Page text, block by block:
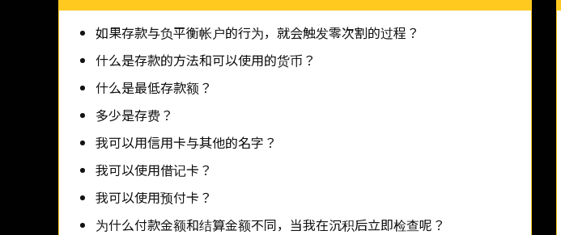
如果存款与负平衡帐户的行为，就会触发零次割的过程？
什么是存款的方法和可以使用的货币？
什么是最低存款额？
多少是存费？
我可以用信用卡与其他的名字？
我可以使用借记卡？
我可以使用预付卡？
为什么付款金额和结算金额不同，当我在沉积后立即检查呢？